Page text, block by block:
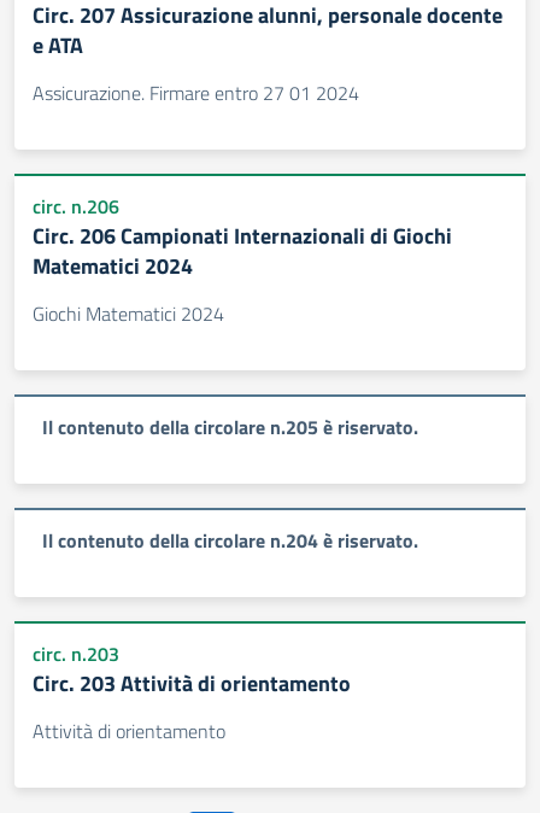
Circ. 207 Assicurazione alunni, personale docente
e ATA
Assicurazione. Firmare entro 27 01 2024
circ. n.206
Circ. 206 Campionati Internazionali di Giochi
Matematici 2024
Giochi Matematici 2024
Il contenuto della circolare n.205 è riservato.
Il contenuto della circolare n.204 è riservato.
circ. n.203
Circ. 203 Attività di orientamento
Attività di orientamento